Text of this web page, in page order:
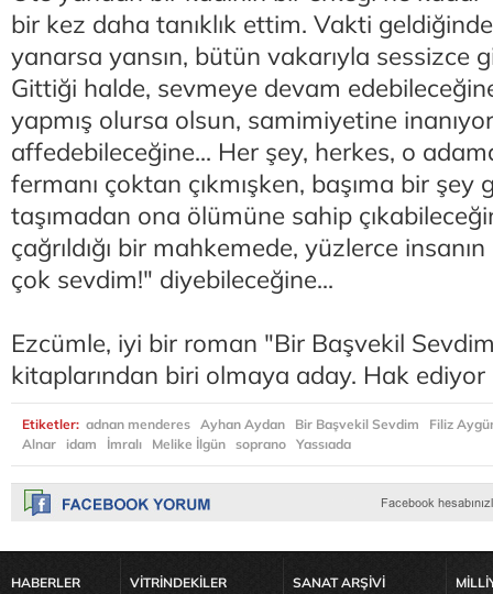
bir kez daha tanıklık ettim. Vakti
yanarsa yansın, bütün vakarıyla sessizce
Gittiği halde, sevmeye devam
yapmış olursa olsun, samimiyetine
affedebileceğine... Her şey, herkes, o
fermanı çoktan çıkmışken, başıma bir şey
taşımadan ona ölümüne sahip
çağrıldığı bir mahkemede, yüzlerce
çok sevdim!" diyebileceğine...
Ezcümle, iyi bir roman "Bir Başvekil
kitaplarından biri olmaya aday. Hak ediyor
Etiketler: adnan menderes Ayhan Aydan Bir Başvekil Sevdim
Filiz
Alnar
idam İmralı Melike İlgün soprano Yassıada
HABERLER
VİTRİNDEKİLER
SANAT ARŞİVİ